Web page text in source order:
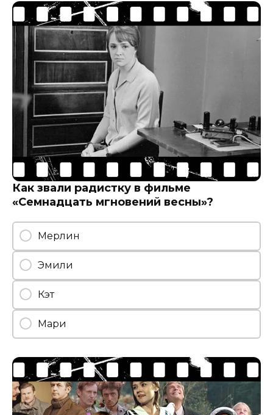
Как звали радистку в фильме
«Семнадцать мгновений весны»?
Мерлин
Эмили
Кэт
Мари